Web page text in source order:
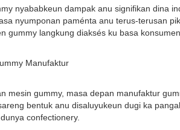
nyababkeun dampak anu signifikan dina
nyumponan paménta anu terus-terusan
gummy langkung diaksés ku basa
Manufaktur
mesin gummy, masa depan manufaktur
bentuk anu disaluyukeun dugi ka
confectionery.